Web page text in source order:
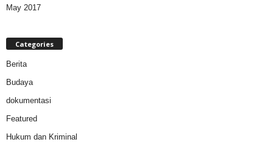
May 2017
Categories
Berita
Budaya
dokumentasi
Featured
Hukum dan Kriminal